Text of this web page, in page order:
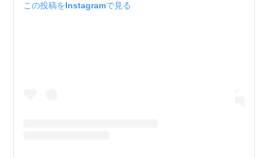
この投稿をInstagramで見る